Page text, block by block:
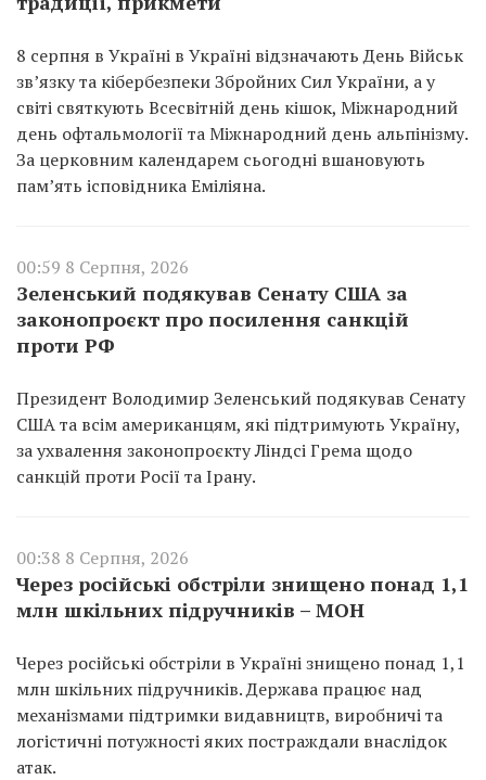
8 серпня в Україні в Україні відзначають День Військ
зв’язку та кібербезпеки Збройних Сил України, а у
світі святкують Всесвітній день кішок, Міжнародний
день офтальмології та Міжнародний день альпінізму.
За церковним календарем сьогодні вшановують
пам’ять ісповідника Еміліяна.
00:59 8 Серпня, 2026
Зеленський подякував Сенату США за
законопроєкт про посилення санкцій
проти РФ
Президент Володимир Зеленський подякував Сенату
США та всім американцям, які підтримують Україну,
за ухвалення законопроєкту Ліндсі Грема щодо
санкцій проти Росії та Ірану.
00:38 8 Серпня, 2026
Через російські обстріли знищено понад 1,1
млн шкільних підручників – МОН
Через російські обстріли в Україні знищено понад 1,1
млн шкільних підручників. Держава працює над
механізмами підтримки видавництв, виробничі та
логістичні потужності яких постраждали внаслідок
атак.